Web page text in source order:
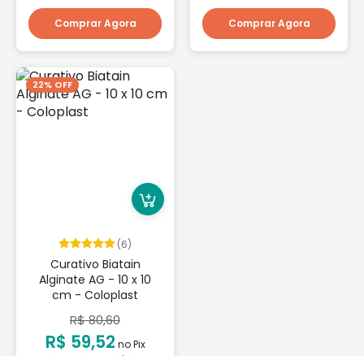
Comprar Agora Comprar Agora
22% OFF
(6)
Curativo Biatain
Alginate AG - 10 x 10
cm - Coloplast
R$ 80,60
R$ 59,52 no Pix